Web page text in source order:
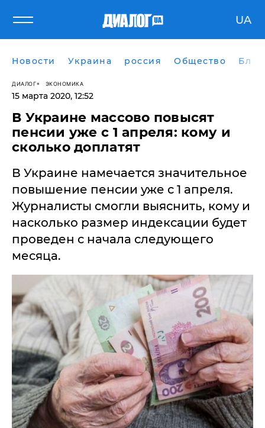
UA
Новости Украина россия Общество
ДИАЛОГ ЭКОНОМИКА
15 марта 2020, 12:52
В Украине массово повысят
пенсии уже с 1 апреля: кому и
сколько доплатят
В Украине намечается значительное
повышение пенсии уже с 1 апреля.
Журналисты смогли выяснить, кому и
насколько размер индексации будет
проведен с начала следующего
месяца.